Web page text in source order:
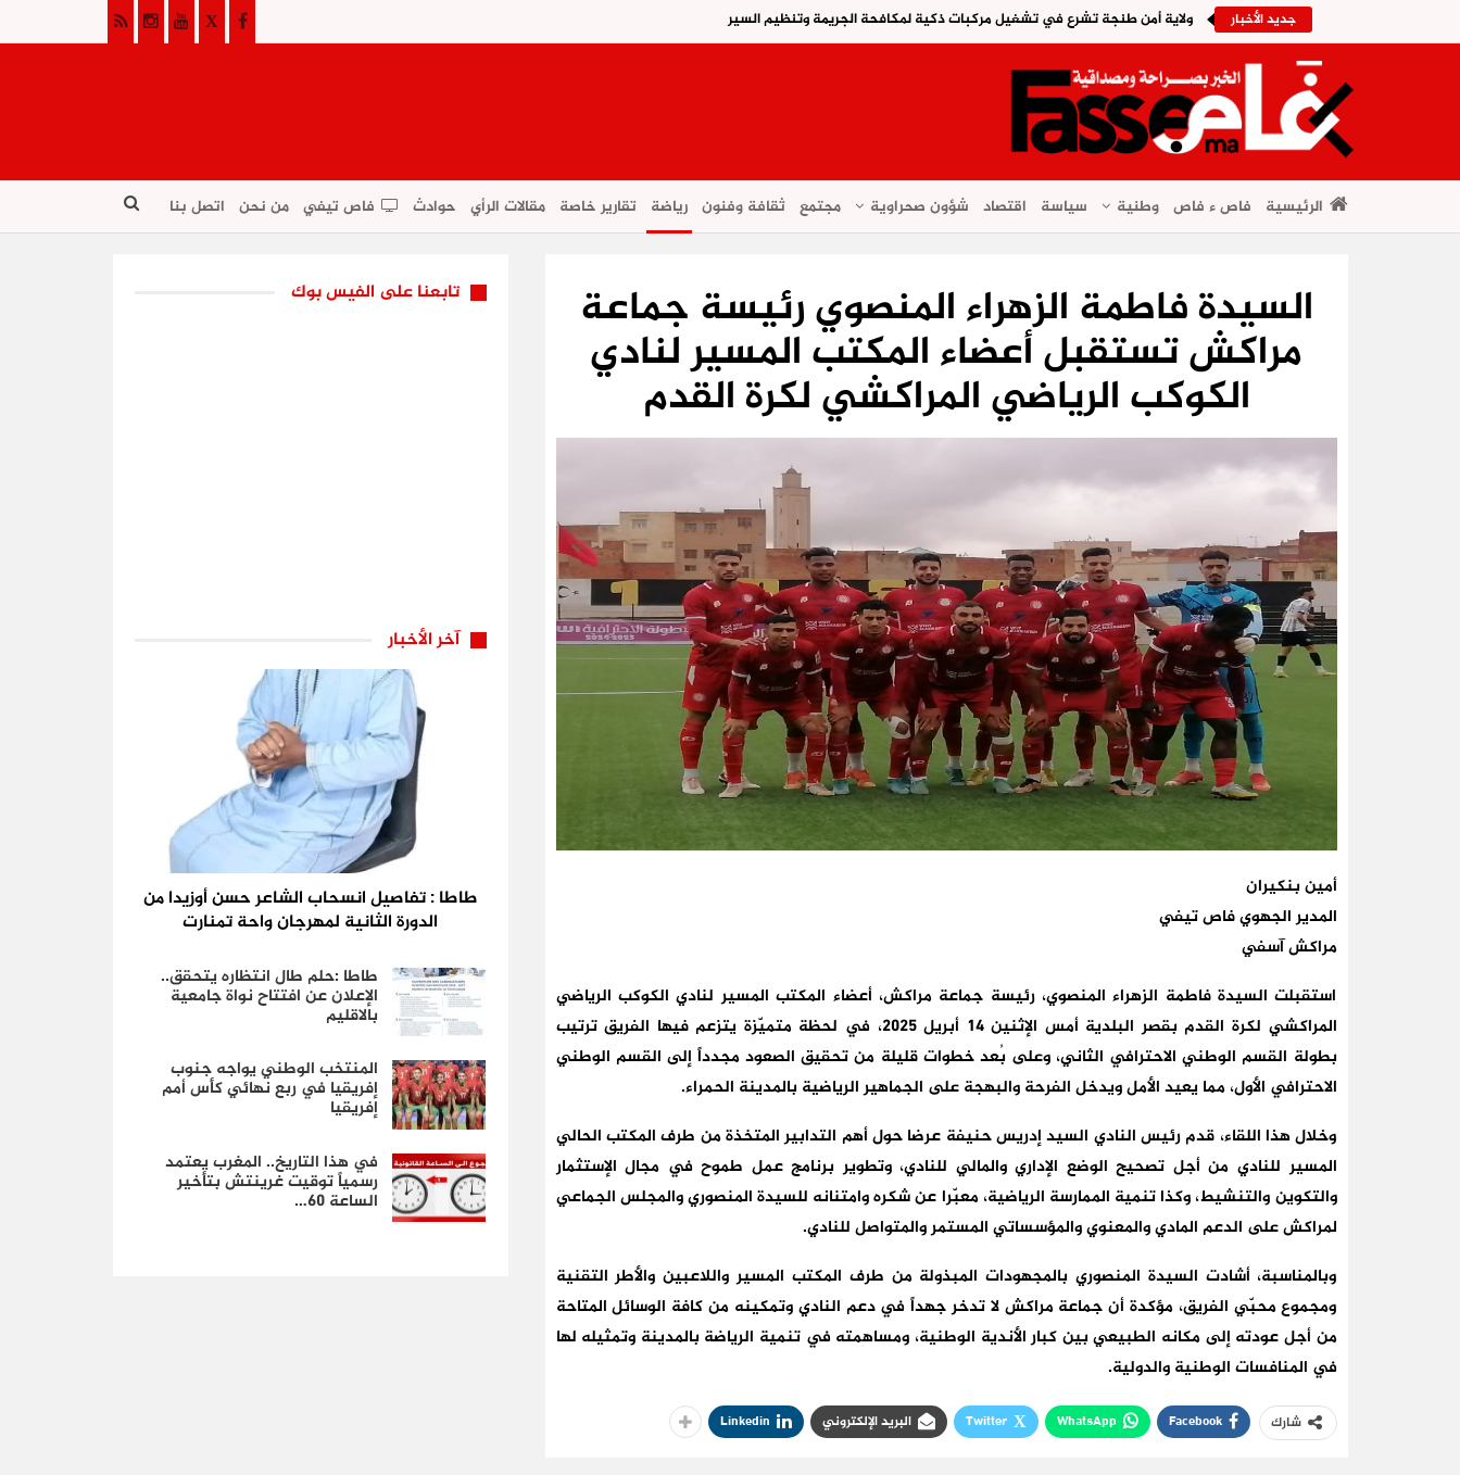
جديد الأخبار ولاية أمن طنجة تشرع في تشغيل مركبات ذكية لمكافحة الجريمة وتنظيم السير
الرئيسية فاص ء فاص وطنية سياسة اقتصاد شؤون صحراوية مجتمع ثقافة وفنون رياضة تقارير خاصة مقالات الرأي حوادث فاص تيفي من نحن اتصل بنا
السيدة فاطمة الزهراء المنصوي رئيسة جماعة
مراكش تستقبل أعضاء المكتب المسير لنادي
الكوكب الرياضي المراكشي لكرة القدم
أمين بنكيران
المدير الجهوي فاص تيفي
مراكش آسفي
استقبلت السيدة فاطمة الزهراء المنصوي، رئيسة جماعة مراكش، أعضاء المكتب المسير لنادي الكوكب الرياضي
المراكشي لكرة القدم بقصر البلدية أمس الإثنين 14 أبريل 2025، في لحظة متميّزة يتزعم فيها الفريق ترتيب
بطولة القسم الوطني الاحترافي الثاني، وعلى بُعد خطوات قليلة من تحقيق الصعود مجدداً إلى القسم الوطني
الاحترافي الأول، مما يعيد الأمل ويدخل الفرحة والبهجة على الجماهير الرياضية بالمدينة الحمراء.
وخلال هذا اللقاء، قدم رئيس النادي السيد إدريس حنيفة عرضا حول أهم التدابير المتخذة من طرف المكتب الحالي
المسير للنادي من أجل تصحيح الوضع الإداري والمالي للنادي، وتطوير برنامج عمل طموح في مجال الإستثمار
والتكوين والتنشيط، وكذا تنمية الممارسة الرياضية، معبّرا عن شكره وامتنانه للسيدة المنصوري والمجلس الجماعي
لمراكش على الدعم المادي والمعنوي والمؤسساتي المستمر والمتواصل للنادي.
وبالمناسبة، أشادت السيدة المنصوري بالمجهودات المبذولة من طرف المكتب المسير واللاعبين والأطر التقنية
ومجموع محبّي الفريق، مؤكدة أن جماعة مراكش لا تدخر جهداً في دعم النادي وتمكينه من كافة الوسائل المتاحة
من أجل عودته إلى مكانه الطبيعي بين كبار الأندية الوطنية، ومساهمته في تنمية الرياضة بالمدينة وتمثيله لها
في المنافسات الوطنية والدولية.
شارك Facebook
WhatsApp
Twitter البريد الإلكتروني Linkedin
تابعنا على الفيس بوك
آخر الأخبار
طاطا : تفاصيل انسحاب الشاعر حسن أوزيدا من
الدورة الثانية لمهرجان واحة تمنارت
طاطا :حلم طال انتظاره يتحقق..
الإعلان عن افتتاح نواة جامعية
بالاقليم
المنتخب الوطني يواجه جنوب
إفريقيا في ربع نهائي كأس أمم
إفريقيا
في هذا التاريخ.. المغرب يعتمد
رسمياً توقيت غرينتش بتأخير
الساعة 60…